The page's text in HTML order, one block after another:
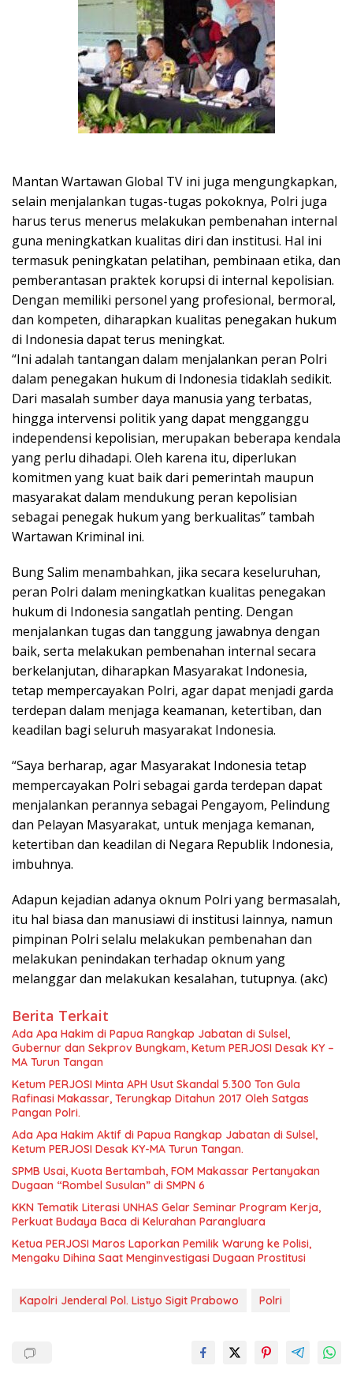
Mantan Wartawan Global TV ini juga mengungkapkan,
selain menjalankan tugas-tugas pokoknya, Polri juga
harus terus menerus melakukan pembenahan internal
guna meningkatkan kualitas diri dan institusi. Hal ini
termasuk peningkatan pelatihan, pembinaan etika, dan
pemberantasan praktek korupsi di internal kepolisian.
Dengan memiliki personel yang profesional, bermoral,
dan kompeten, diharapkan kualitas penegakan hukum
di Indonesia dapat terus meningkat.
“Ini adalah tantangan dalam menjalankan peran Polri
dalam penegakan hukum di Indonesia tidaklah sedikit.
Dari masalah sumber daya manusia yang terbatas,
hingga intervensi politik yang dapat mengganggu
independensi kepolisian, merupakan beberapa kendala
yang perlu dihadapi. Oleh karena itu, diperlukan
komitmen yang kuat baik dari pemerintah maupun
masyarakat dalam mendukung peran kepolisian
sebagai penegak hukum yang berkualitas” tambah
Wartawan Kriminal ini.
Bung Salim menambahkan, jika secara keseluruhan,
peran Polri dalam meningkatkan kualitas penegakan
hukum di Indonesia sangatlah penting. Dengan
menjalankan tugas dan tanggung jawabnya dengan
baik, serta melakukan pembenahan internal secara
berkelanjutan, diharapkan Masyarakat Indonesia,
tetap mempercayakan Polri, agar dapat menjadi garda
terdepan dalam menjaga keamanan, ketertiban, dan
keadilan bagi seluruh masyarakat Indonesia.
“Saya berharap, agar Masyarakat Indonesia tetap
mempercayakan Polri sebagai garda terdepan dapat
menjalankan perannya sebagai Pengayom, Pelindung
dan Pelayan Masyarakat, untuk menjaga kemanan,
ketertiban dan keadilan di Negara Republik Indonesia,
imbuhnya.
Adapun kejadian adanya oknum Polri yang bermasalah,
itu hal biasa dan manusiawi di institusi lainnya, namun
pimpinan Polri selalu melakukan pembenahan dan
melakukan penindakan terhadap oknum yang
melanggar dan melakukan kesalahan, tutupnya. (akc)
Berita Terkait
Ada Apa Hakim di Papua Rangkap Jabatan di Sulsel,
Gubernur dan Sekprov Bungkam, Ketum PERJOSI Desak KY –
MA Turun Tangan
Ketum PERJOSI Minta APH Usut Skandal 5.300 Ton Gula
Rafinasi Makassar, Terungkap Ditahun 2017 Oleh Satgas
Pangan Polri.
Ada Apa Hakim Aktif di Papua Rangkap Jabatan di Sulsel,
Ketum PERJOSI Desak KY-MA Turun Tangan.
SPMB Usai, Kuota Bertambah, FOM Makassar Pertanyakan
Dugaan “Rombel Susulan” di SMPN 6
KKN Tematik Literasi UNHAS Gelar Seminar Program Kerja,
Perkuat Budaya Baca di Kelurahan Parangluara
Ketua PERJOSI Maros Laporkan Pemilik Warung ke Polisi,
Mengaku Dihina Saat Menginvestigasi Dugaan Prostitusi
Kapolri Jenderal Pol. Listyo Sigit Prabowo Polri